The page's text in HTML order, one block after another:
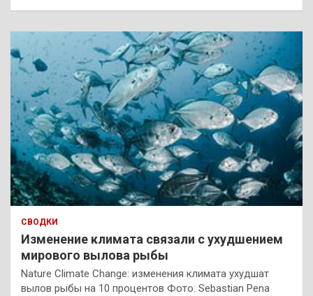
СВОДКИ
Изменение климата связали с ухудшением
мирового вылова рыбы
Nature Climate Change: изменения климата ухудшат
вылов рыбы на 10 процентов Фото: Sebastian Pena